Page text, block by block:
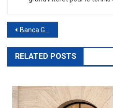
Post
navigation
Banca Generali, car pour les analystes, ce n’est pas un dossier fermé. L’action se maintient
RELATED POSTS